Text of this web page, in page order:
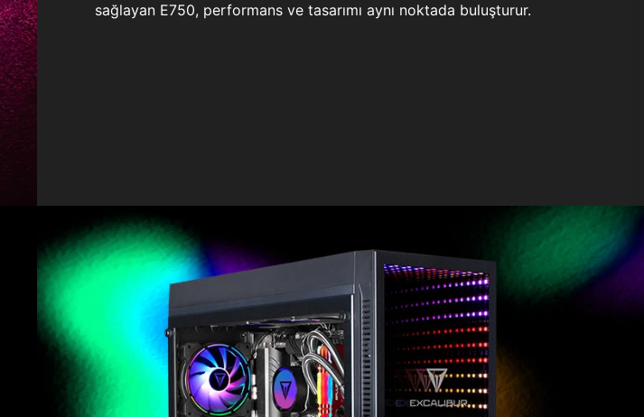
sağlayan E750, performans ve tasarımı aynı noktada buluşturur.